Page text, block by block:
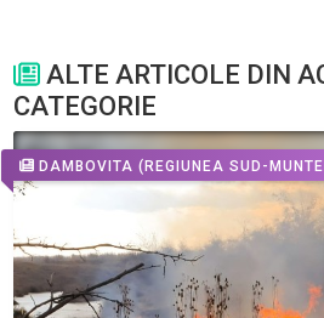
ALTE ARTICOLE DIN
CATEGORIE
DAMBOVITA (REGIUNEA SUD-